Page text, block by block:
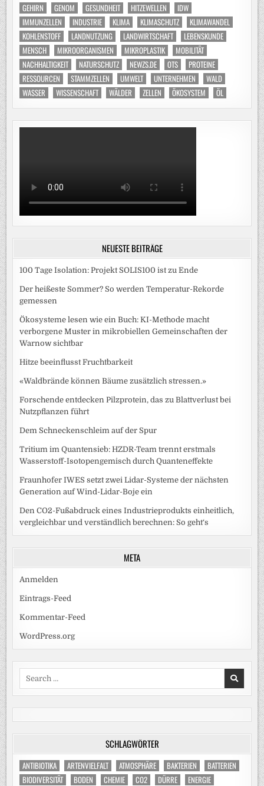
GEHIRN GENOM GESUNDHEIT HITZEWELLEN
IDW
IMMUNZELLEN
INDUSTRIE KLIMA KLIMASCHUTZ
KLIMAWANDEL
KOHLENSTOFF
LANDNUTZUNG LANDWIRTSCHAFT
LEBENSKUNDE
MENSCH
MIKROORGANISMEN MIKROPLASTIK
MOBILITÄT
NACHHALTIGKEIT
NATURSCHUTZ NEWZS.DE OTS
PROTEINE
RESSOURCEN
STAMMZELLEN UMWELT UNTERNEHMEN
WALD
WASSER
WISSENSCHAFT WÄLDER ZELLEN ÖKOSYSTEM ÖL
NEUESTE BEITRÄGE
100 Tage Isolation: Projekt SOLIS100 ist zu Ende
Der heißeste Sommer? So werden Temperatur-Rekorde
gemessen
Ökosysteme lesen wie ein Buch: KI-Methode macht
verborgene Muster in mikrobiellen Gemeinschaften der
Warnow sichtbar
Hitze beeinflusst Fruchtbarkeit
«Waldbrände können Bäume zusätzlich stressen.»
Forschende entdecken Pilzprotein, das zu Blattverlust bei
Nutzpflanzen führt
Dem Schneckenschleim auf der Spur
Tritium im Quantensieb: HZDR-Team trennt erstmals
Wasserstoff-Isotopengemisch durch Quanteneffekte
Fraunhofer IWES setzt zwei Lidar-Systeme der nächsten
Generation auf Wind-Lidar-Boje ein
Den CO2-Fußabdruck eines Industrieprodukts einheitlich,
vergleichbar und verständlich berechnen: So geht‘s
META
Anmelden
Eintrags-Feed
Kommentar-Feed
WordPress.org
SCHLAGWÖRTER
ANTIBIOTIKA ARTENVIELFALT ATMOSPHÄRE BAKTERIEN
BATTERIEN
BIODIVERSITÄT
BODEN CHEMIE CO2 DÜRRE
ENERGIE